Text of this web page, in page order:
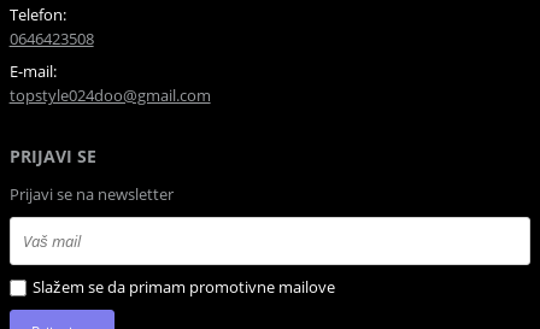
Telefon:
0646423508
E-mail:
topstyle024doo@gmail.com
PRIJAVI SE
Prijavi se na newsletter
Slažem se da primam promotivne mailove